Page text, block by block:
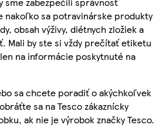
nakoľko sa potravinárske produkty
obsah výživy, diétnych zložiek a
Mali by ste si vždy prečítať etiketu
na informácie poskytnuté na
sa chcete poradiť o akýchkoľvek
sa na Tesco zákaznícky
ak nie je výrobok značky Tesco.